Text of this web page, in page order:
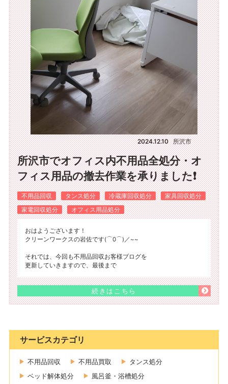
2024.12.10 所沢市
所沢市でオフィス内不用品全処分・オ
フィス用品の撤去作業を承りました❗
不用品回収 タンス処分 冷蔵庫回収処分
家具回収処分
家電回収処分
オフィス用品処分
おはようございます！
クリーンワークスの岩佐です(⌒0⌒)／~~
それでは、今回も不用品回収お客様ブログを
更新していきますので、最後まで
続きはこちら
サービスカテゴリ
不用品回収 不用品買取
タンス処分
ベッド解体処分
風呂釜・浴槽処分